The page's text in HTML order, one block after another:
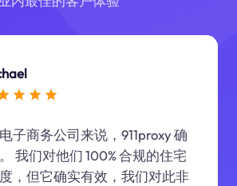
子商务公司来说，911proxy 确
我们对他们 100% 合规的住宅
，但它确实有效，我们对此非